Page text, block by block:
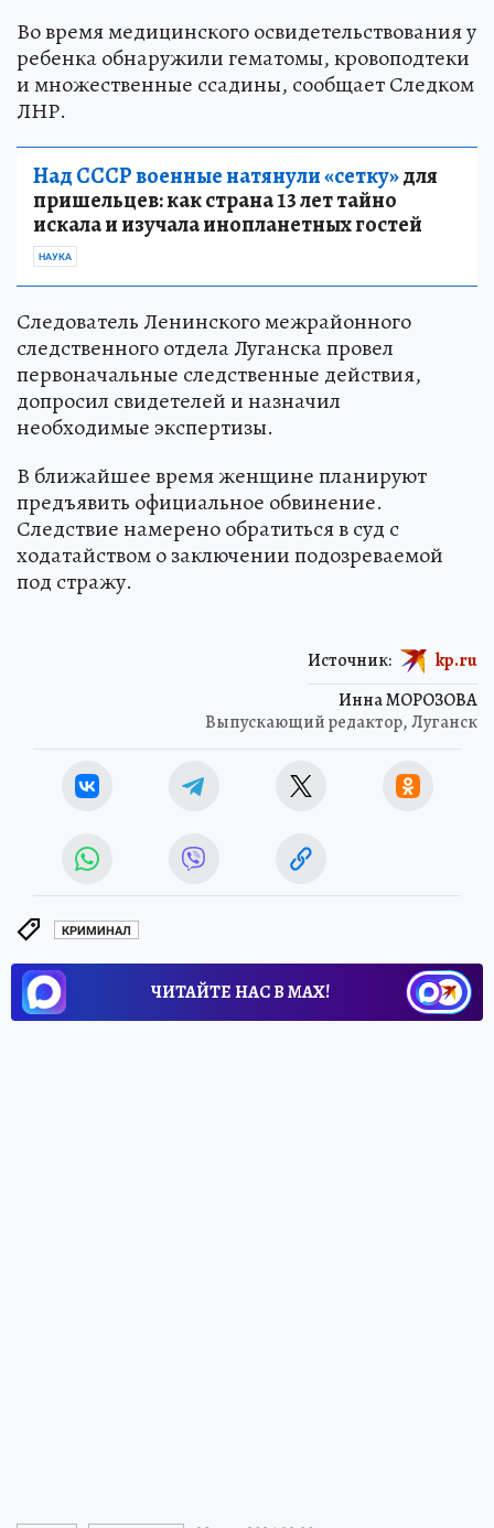
Во время медицинского освидетельствования у
ребенка обнаружили гематомы, кровоподтеки
и множественные ссадины, сообщает Следком
ЛНР.
Над СССР военные натянули «сетку»для
пришельцев: как страна 13 лет тайно
искала и изучала инопланетных гостей
НАУКА
Следователь Ленинского межрайонного
следственного отдела Луганска провел
первоначальные следственные действия,
допросил свидетелей и назначил
необходимые экспертизы.
В ближайшее время женщине планируют
предъявить официальное обвинение.
Следствие намерено обратиться в суд с
ходатайством о заключении подозреваемой
под стражу.
Инна МОРОЗОВА
Выпускающий редактор, Луганск
Источник: kp.ru
КРИМИНАЛ
ЧИТАЙТЕ НАС В МАХ!